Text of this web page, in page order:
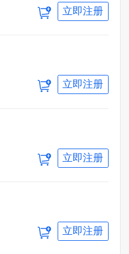
立即注册
立即注册
立即注册
立即注册